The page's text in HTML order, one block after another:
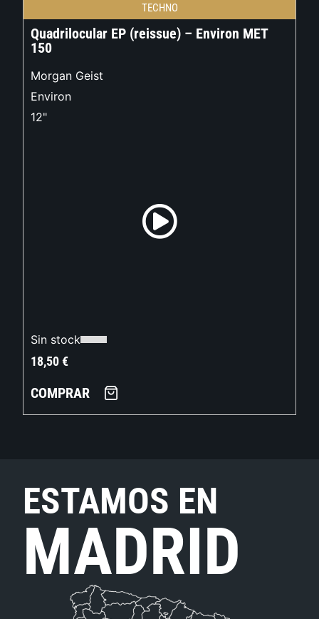
TECHNO
Quadrilocular EP (reissue) – Environ MET
150
Morgan Geist
Environ
12"
Sin stock
18,50€
COMPRAR
ESTAMOS EN
MADRID